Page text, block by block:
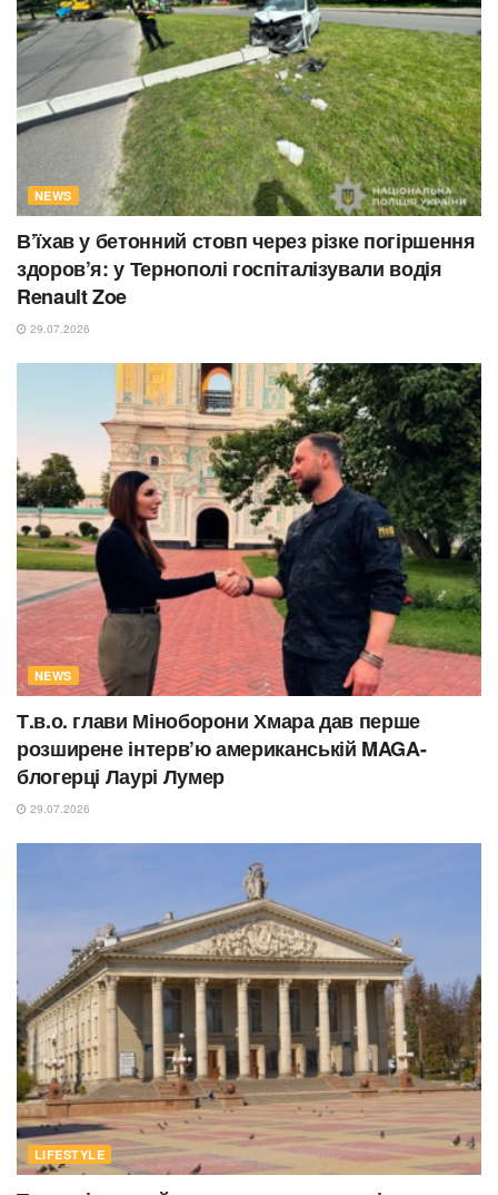
NEWS
В’їхав у бетонний стовп через різке погіршення
здоров’я: у Тернополі госпіталізували водія
Renault Zoe
29.07.2026
NEWS
Т.в.о. глави Міноборони Хмара дав перше
розширене інтерв’ю американській MAGA-
блогерці Лаурі Лумер
29.07.2026
LIFESTYLE